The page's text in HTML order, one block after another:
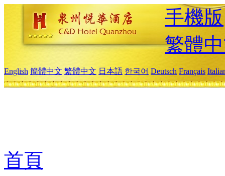
手機版
繁體
English 簡體中文 繁體中文 日本語 한국어 Deutsch Français
首頁